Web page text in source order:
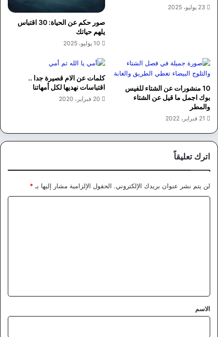
23 يوليو، 2025
صور حكم عن الحياة: 30 اقتباس
يلهم حياتك
10 يوليو، 2025
10 منشورات عن الشتاء للفيس
بوك اجمل ما قيل عن الشتاء
والمطر
21 فبراير، 2022
كلمات عن الام قصيرة جدا ..
اقتباسات نهديها لكل أمهاتنا
20 فبراير، 2020
اترك تعليقاً
لن يتم نشر عنوان بريدك الإلكتروني. الحقول الإلزامية مشار إليها بـ *
*
الاسم